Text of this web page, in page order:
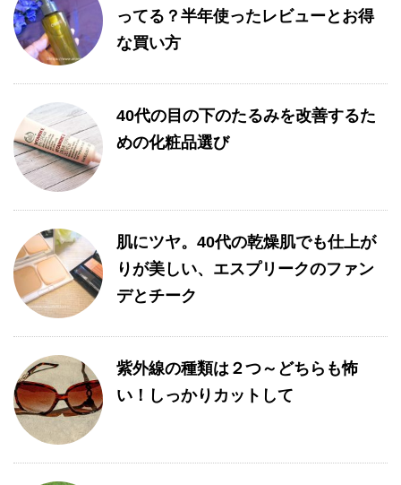
ってる？半年使ったレビューとお得
な買い方
40代の目の下のたるみを改善するた
めの化粧品選び
肌にツヤ。40代の乾燥肌でも仕上が
りが美しい、エスプリークのファン
デとチーク
紫外線の種類は２つ～どちらも怖
い！しっかりカットして